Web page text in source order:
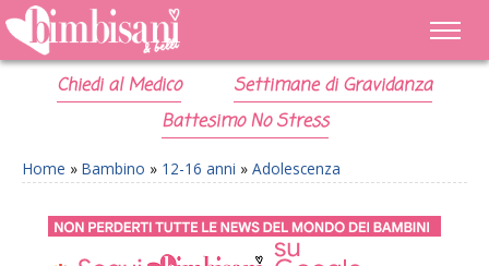
Chiedi al Medico
Settimane di Gravidanza
Battesimo No Stress
Home » Bambino » 12-16 anni » Adolescenza